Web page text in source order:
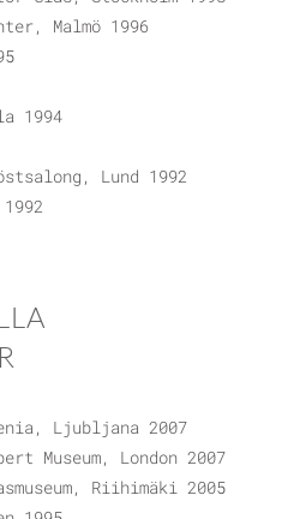
Malmö 1996
1994
Lund 1992
Ljubljana 2007
Museum, London 2007
Riihimäki 2005